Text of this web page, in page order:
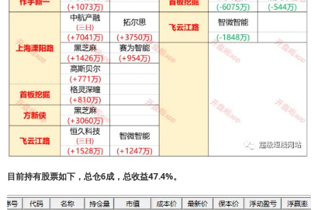
目前持有股票如下，总仓6成，总收益47.4%。